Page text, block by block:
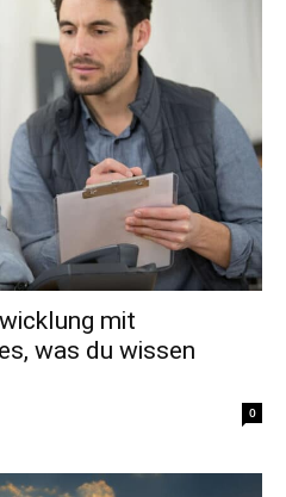
mit
was du wissen
0